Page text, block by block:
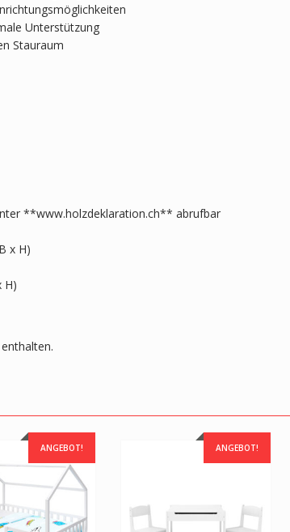
Unterstützung
Stauraum
**www.holzdeklaration.ch** abrufbar
x H)
H)
ANGEBOT! ANGEBOT!